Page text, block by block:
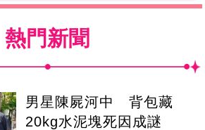
熱門新聞
男星陳屍河中 背包藏
20kg水泥塊死因成謎